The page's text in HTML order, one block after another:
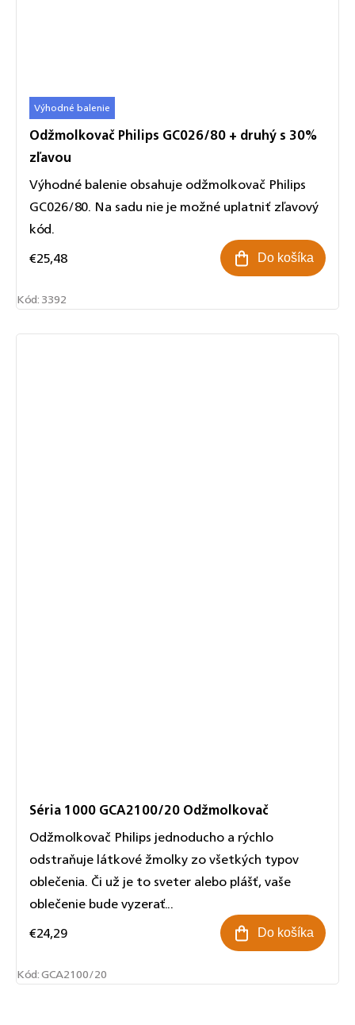
Výhodné balenie
Odžmolkovač Philips GC026/80 + druhý s 30%
zľavou
€25,48 Do košíka
Výhodné balenie obsahuje odžmolkovač Philips
GC026/80. Na sadu nie je možné uplatniť zľavový
kód.
Kód:3392
Séria 1000 GCA2100/20 Odžmolkovač
€24,29 Do košíka
Odžmolkovač Philips jednoducho a rýchlo
odstraňuje látkové žmolky zo všetkých typov
oblečenia. Či už je to sveter alebo plášť, vaše
oblečenie bude vyzerať...
Kód:GCA2100/20